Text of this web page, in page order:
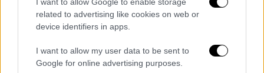
related to advertising like cookies on web or
device identifiers in apps.
I want to allow my user data to be sent to
Google for online advertising purposes.
7,89% (1 έδρα)
ΑΓΩΝΙΣΤΙΚΟ ΜΕΤΩΠΟ ΓΙΑΤΡΩΝ 7,11% (1
έδρα)
ΠΑΝΕΛΛΗΝΙΑ ΑΓΩΝΙΣΤΙΚΗ ΚΙΝΗΣΗ Π.Α.Σ.Κ.
ΙΑΤΡΩΝ – ΣΥΝΕΡΓΑΖΟΜΕΝΟΙ : 5,79% (1 έδρα)